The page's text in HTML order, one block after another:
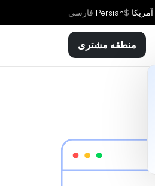
$
Persian فارسى
منطقه مشتری